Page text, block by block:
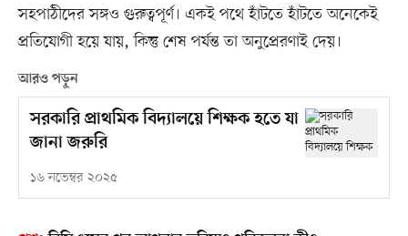
সহপাঠীদের সঙ্গও গুরুত্বপূর্ণ। একই পথে হাঁটতে হাঁটতে অনেকেই
প্রতিযোগী হয়ে যায়, কিন্তু শেষ পর্যন্ত তা অনুপ্রেরণাই দেয়।
আরও পড়ুন
সরকারি প্রাথমিক বিদ্যালয়ে শিক্ষক হতে যা
জানা জরুরি
১৬ নভেম্বর ২০২৫